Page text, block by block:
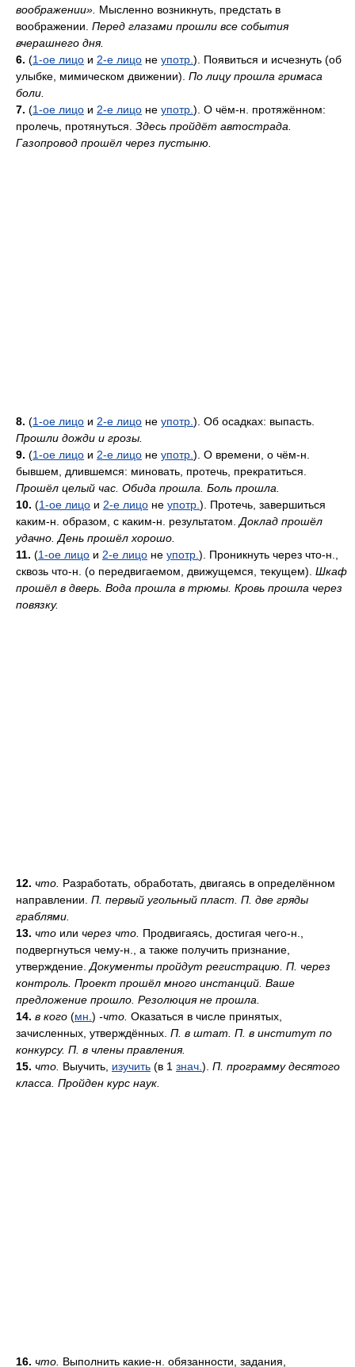
воображении». Мысленно возникнуть, предстать в
воображении. Перед глазами прошли все события
вчерашнего дня.
6. (1-ое лицо и 2-е лицо не употр. ). Появиться и исчезнуть (об
улыбке, мимическом движении). По лицу прошла гримаса
боли.
7. (1-ое лицо и 2-е лицо не употр. ). О чём-н. протяжённом:
пролечь, протянуться. Здесь пройдёт автострада.
Газопровод прошёл через пустыню.
8. (1-ое лицо и 2-е лицо не употр. ). Об осадках: выпасть.
Прошли дожди и грозы.
9. (1-ое лицо и 2-е лицо не употр. ). О времени, о чём-н.
бывшем, длившемся: миновать, протечь, прекратиться.
Прошёл целый час. Обида прошла. Боль прошла.
10. (1-ое лицо и 2-е лицо не употр. ). Протечь, завершиться
каким-н. образом, с каким-н. результатом. Доклад прошёл
удачно. День прошёл хорошо.
11. (1-ое лицо и 2-е лицо не употр. ). Проникнуть через что-н.,
сквозь что-н. (о передвигаемом, движущемся, текущем). Шкаф
прошёл в дверь. Вода прошла в трюмы. Кровь прошла через
повязку.
12. что. Разработать, обработать, двигаясь в определённом
направлении. П. первый угольный пласт. П. две гряды
граблями.
13. что или через что. Продвигаясь, достигая чего-н.,
подвергнуться чему-н., а также получить признание,
утверждение. Документы пройдут регистрацию. П. через
контроль. Проект прошёл много инстанций. Ваше
предложение прошло. Резолюция не прошла.
14. в кого (мн. ) -что. Оказаться в числе принятых,
зачисленных, утверждённых. П. в штат. П. в институт по
конкурсу. П. в члены правления.
15. что. Выучить, изучить (в 1 знач. ). П. программу десятого
класса. Пройден курс наук.
16. что. Выполнить какие-н. обязанности, задания,